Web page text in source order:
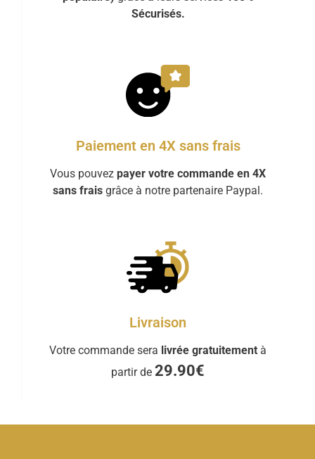
Sécurisés.
Paiement en 4X sans frais
Vous pouvez payer votre commande en 4X
sans frais grâce à notre partenaire Paypal.
Livraison
Votre commande sera livrée gratuitement à
partir de 29.90€